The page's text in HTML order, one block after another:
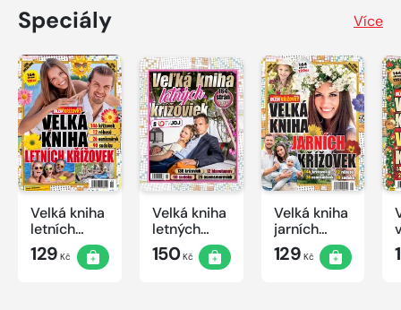
Speciály Více
Velká kniha
letních
křížovek
2026
129 Kč
Velká kniha
letných
krížoviek s
TV JOJ
150Kč
Velká kniha
jarních
křížovek
2026
129 Kč